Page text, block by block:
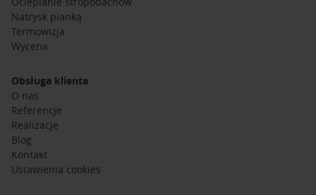
Natrysk pianką
Termowizja
Wycena
Obsługa klienta
O nas
Referencje
Realizacje
Blog
Kontakt
Ustawienia cookies